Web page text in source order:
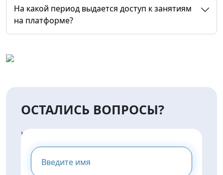
На какой период выдается доступ к занятиям
на платформе?
ОСТАЛИСЬ ВОПРОСЫ?
НАПИШИТЕ НАМ И МЫ
ПРЕДОСТАВИМ ВАМ
КОНСУЛЬТАЦИЮ